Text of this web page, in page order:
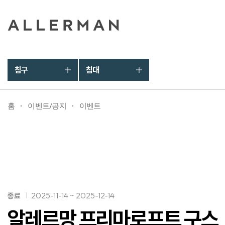
침구 침대
홈 이벤트/공지 이벤트
종료 2025-11-14 ~ 2025-12-14
알레르망 프리마로프트 구스